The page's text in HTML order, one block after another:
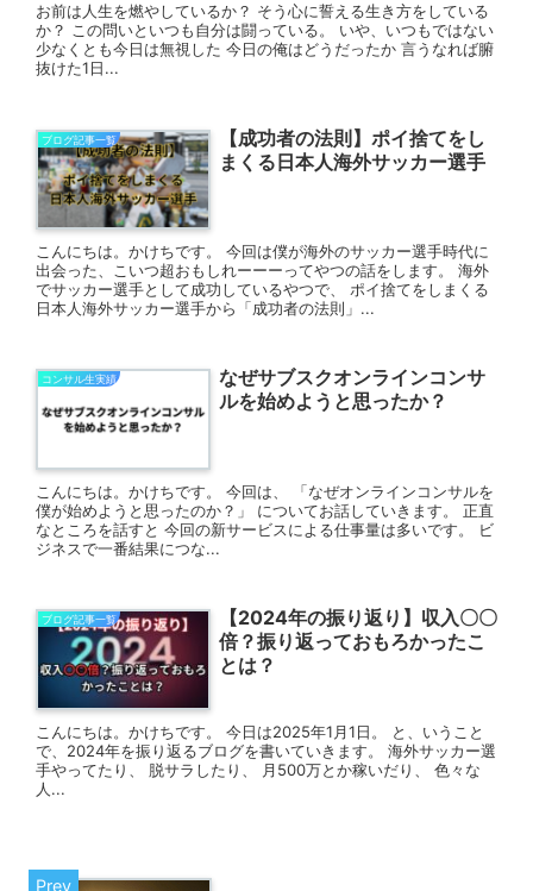
お前は人生を燃やしているか？ そう心に誓える生き方をしている
か？ この問いといつも自分は闘っている。 いや、いつもではない
少なくとも今日は無視した 今日の俺はどうだったか 言うなれば腑
抜けた1日...
ブログ記事一覧
【成功者の法則】ポイ捨てをし
まくる日本人海外サッカー選手
こんにちは。かけちです。 今回は僕が海外のサッカー選手時代に
出会った、こいつ超おもしれーーーってやつの話をします。 海外
でサッカー選手として成功しているやつで、 ポイ捨てをしまくる
日本人海外サッカー選手から「成功者の法則」...
コンサル生実績
なぜサブスクオンラインコンサ
ルを始めようと思ったか？
こんにちは。かけちです。 今回は、 「なぜオンラインコンサルを
僕が始めようと思ったのか？」 についてお話していきます。 正直
なところを話すと 今回の新サービスによる仕事量は多いです。 ビ
ジネスで一番結果につな...
ブログ記事一覧
【2024年の振り返り】収入〇〇
倍？振り返っておもろかったこ
とは？
こんにちは。かけちです。 今日は2025年1月1日。 と、いうこと
で、2024年を振り返るブログを書いていきます。 海外サッカー選
手やってたり、 脱サラしたり、 月500万とか稼いだり、 色々な
人...